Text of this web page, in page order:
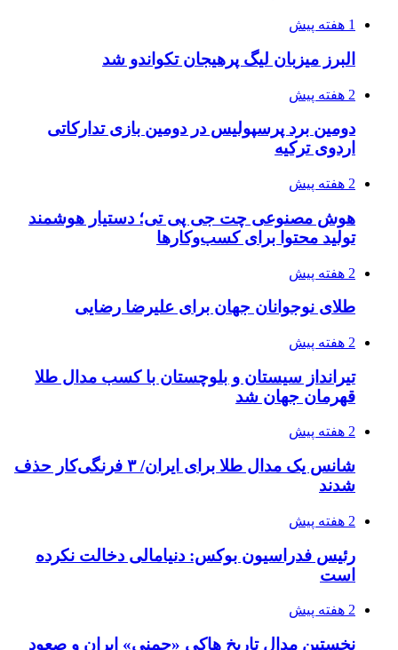
1 هفته پیش
البرز میزبان لیگ پرهیجان تکواندو شد
2 هفته پیش
دومین برد پرسپولیس در دومین بازی تدارکاتی
اردوی ترکیه
2 هفته پیش
هوش مصنوعی چت جی پی تی؛ دستیار هوشمند
تولید محتوا برای کسب‌وکارها
2 هفته پیش
طلای نوجوانان جهان برای علیرضا رضایی
2 هفته پیش
تیرانداز سیستان و بلوچستان با کسب مدال طلا
قهرمان جهان شد
2 هفته پیش
شانس یک مدال طلا برای ایران/ ۳ فرنگی‌کار حذف
شدند
2 هفته پیش
رئیس فدراسیون بوکس: دنیامالی دخالت نکرده
است
2 هفته پیش
نخستین مدال تاریخ هاکی «چمنی» ایران و صعود